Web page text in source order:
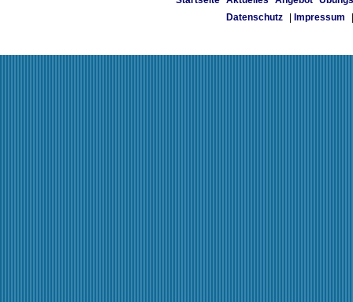
Datenschutz
Impressum